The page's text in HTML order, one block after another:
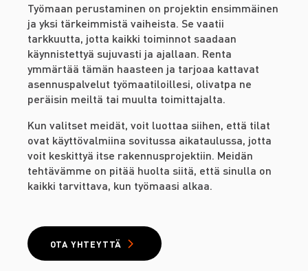
Työmaan perustaminen on projektin ensimmäinen
ja yksi tärkeimmistä vaiheista. Se vaatii
tarkkuutta, jotta kaikki toiminnot saadaan
käynnistettyä sujuvasti ja ajallaan. Renta
ymmärtää tämän haasteen ja tarjoaa kattavat
asennuspalvelut työmaatiloillesi, olivatpa ne
peräisin meiltä tai muulta toimittajalta.
Kun valitset meidät, voit luottaa siihen, että tilat
ovat käyttövalmiina sovitussa aikataulussa, jotta
voit keskittyä itse rakennusprojektiin. Meidän
tehtävämme on pitää huolta siitä, että sinulla on
kaikki tarvittava, kun työmaasi alkaa.
OTA YHTEYTTÄ